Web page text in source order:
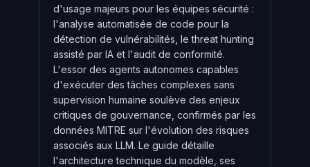
d'usage majeurs pour les équipes sécurité :
l'analyse automatisée de code pour la
détection de vulnérabilités, le threat hunting
assisté par IA et l'audit de conformité.
L'essor des agents autonomes capables
d'exécuter des tâches complexes sans
supervision humaine soulève des enjeux
critiques de gouvernance, confirmés par les
données MITRE sur l'évolution des risques
associés aux LLM. Le guide détaille
l'architecture technique du modèle, ses